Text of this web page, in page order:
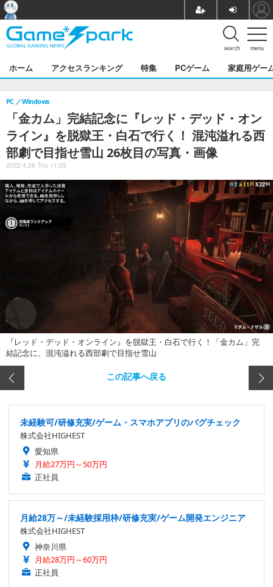
menu
search
ホーム アクセスランキング 特集 PCゲーム 家庭用ゲー
「金カム」完結記念に『レッド・デッド・オン
ライン』を脱獄王・白石で行く！ 混沌溢れる西
部劇で目指せ雪山 26枚目の写真・画像
PC Windows
2022.4.28 Thu 11:55
『レッド・デッド・オンライン』を脱獄王・白石で行く！「金カム」完
結記念に、混沌溢れる西部劇で目指せ雪山
この記事へ戻る
未経験可/研修充実/ゲーム・スマホアプリのバグチェック
株式会社HIGHEST
愛知県
月給27万円～50万円
正社員
月給28万～/未経験採用枠/研修充実/ゲーム開発エンジニア
株式会社HIGHEST
神奈川県
月給28万円～60万円
正社員